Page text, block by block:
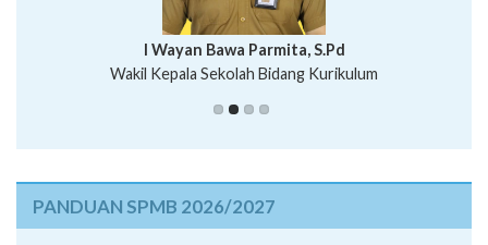
Putu Suhartana, S.Pd.
I Wayan Bawa Parmita, S.Pd
Wakil Kepala Sekolah Bidang Kurikulum
I Wayan Gede Aditya Pratita, S.Pd., M.Sn
Ni Wayan Nopi Sutantri, S.Pd.
PANDUAN SPMB 2026/2027